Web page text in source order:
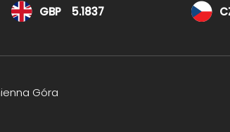
GBP 5.1837
Góra